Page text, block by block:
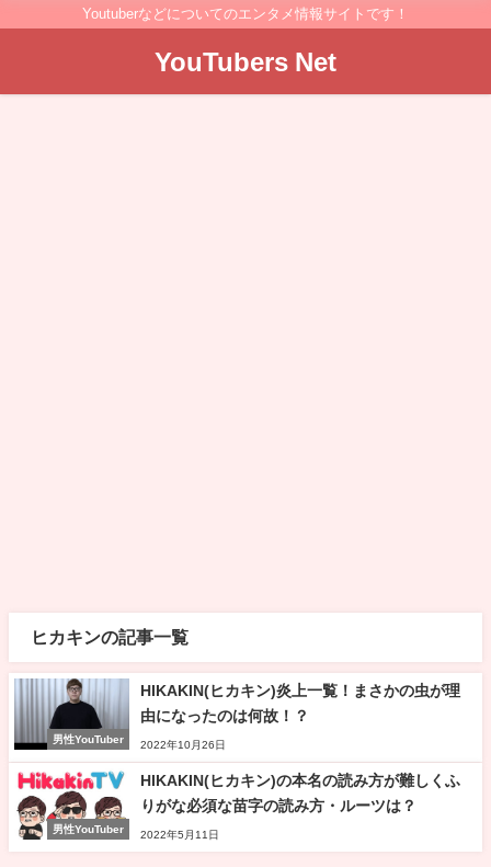
Youtuberなどについてのエンタメ情報サイトです！
YouTubers Net
ヒカキンの記事一覧
男性YouTuber
HIKAKIN(ヒカキン)炎上一覧！まさかの虫が理
由になったのは何故！？
2022年10月26日
男性YouTuber
HIKAKIN(ヒカキン)の本名の読み方が難しくふ
りがな必須な苗字の読み方・ルーツは？
2022年5月11日